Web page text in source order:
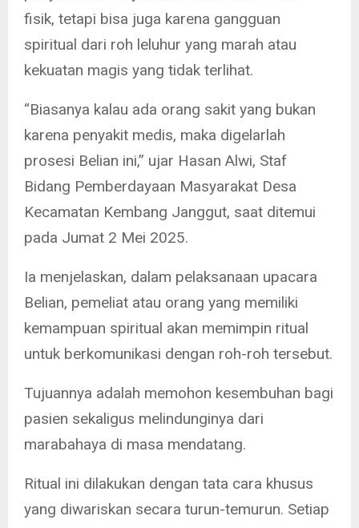
fisik, tetapi bisa juga karena gangguan
spiritual dari roh leluhur yang marah atau
kekuatan magis yang tidak terlihat.
“Biasanya kalau ada orang sakit yang bukan
karena penyakit medis, maka digelarlah
prosesi Belian ini,” ujar Hasan Alwi, Staf
Bidang Pemberdayaan Masyarakat Desa
Kecamatan Kembang Janggut, saat ditemui
pada Jumat 2 Mei 2025.
Ia menjelaskan, dalam pelaksanaan upacara
Belian, pemeliat atau orang yang memiliki
kemampuan spiritual akan memimpin ritual
untuk berkomunikasi dengan roh-roh tersebut.
Tujuannya adalah memohon kesembuhan bagi
pasien sekaligus melindunginya dari
marabahaya di masa mendatang.
Ritual ini dilakukan dengan tata cara khusus
yang diwariskan secara turun-temurun. Setiap